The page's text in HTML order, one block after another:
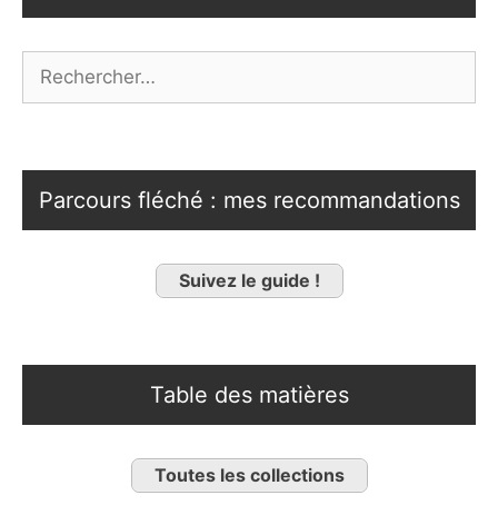
Parcours fléché : mes recommandations
Suivez le guide !
Table des matières
Toutes les collections